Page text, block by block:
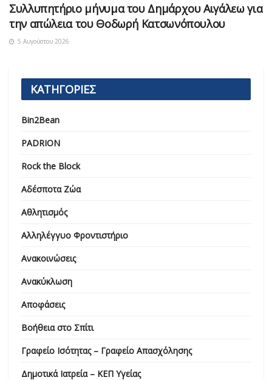
Συλλυπητήριο μήνυμα του Δημάρχου Αιγάλεω για
την απώλεια του Θοδωρή Κατσωνόπουλου
5 Αυγούστου 2026
ΚΑΤΗΓΟΡΙΕΣ
Bin2Bean
PADRION
Rock the Block
Αδέσποτα Ζώα
Αθλητισμός
Αλληλέγγυο Φροντιστήριο
Ανακοινώσεις
Ανακύκλωση
Αποφάσεις
Βοήθεια στο Σπίτι
Γραφείο Ισότητας – Γραφείο Απασχόλησης
Δημοτικά Ιατρεία – ΚΕΠ Υγείας